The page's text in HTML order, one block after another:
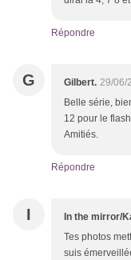
Répondre
G Gilbert. 29/06/
Belle série,
12 pour le
Amitiés.
Répondre
I In the mirror/
Tes photos
suis